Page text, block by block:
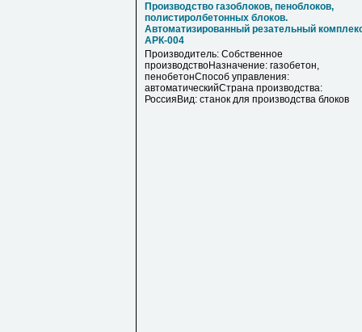
Производство газоблоков, пеноблоков,
полистиролбетонных блоков.
Автоматизированный резательный
АРК-004
Производитель: Собственное
производствоНазначение: газобетон,
пенобетонСпособ управления:
автоматическийСтрана производства:
РоссияВид: станок для производства блоков